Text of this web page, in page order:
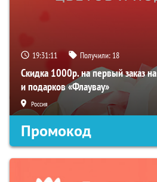
19:31:10 Получили: 18
Скидка 1000р. на первый заказ
и подарков «Флаувау»
Россия
Промокод